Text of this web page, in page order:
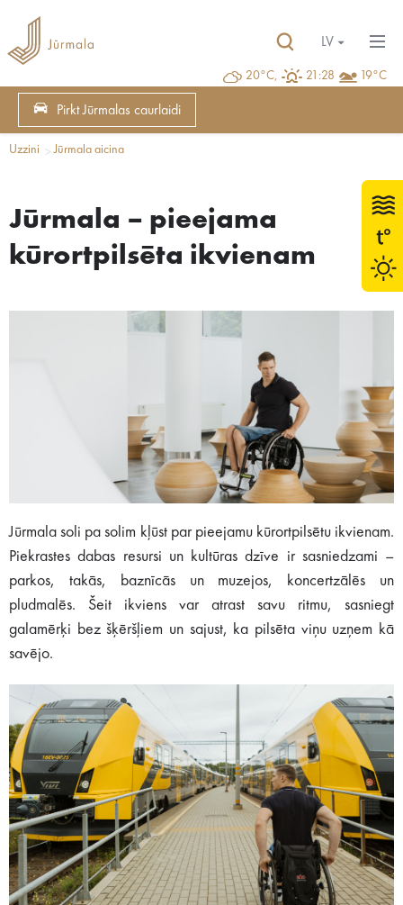
20°C, 21:28 19°C
LV
Pirkt Jūrmalas caurlaidi
Uzzini Jūrmala aicina
Jūrmala – pieejama
kūrortpilsēta ikvienam
Jūrmala soli pa solim kļūst par pieejamu kūrortpilsētu ikvienam.
Piekrastes dabas resursi un kultūras dzīve ir sasniedzami –
parkos, takās, baznīcās un muzejos, koncertzālēs un
pludmalēs. Šeit ikviens var atrast savu ritmu, sasniegt
galamērķi bez šķēršļiem un sajust, ka pilsēta viņu uzņem kā
savējo.